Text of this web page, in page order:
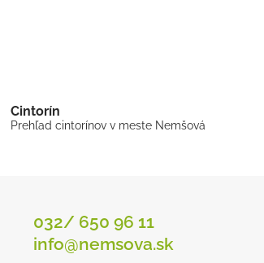
Cintorín
Prehľad cintorínov v meste Nemšová
032/ 650 96 11
info@nemsova.sk